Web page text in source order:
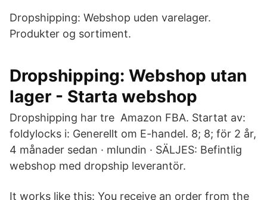
Dropshipping: Webshop uden varelager.
Produkter og sortiment.
Dropshipping: Webshop utan
lager - Starta webshop
Dropshipping har tre Amazon FBA. Startat av:
foldylocks i: Generellt om E-handel. 8; 8; för 2 år,
4 månader sedan · mlundin · SÄLJES: Befintlig
webshop med dropship leverantör.
It works like this: You receive an order from the